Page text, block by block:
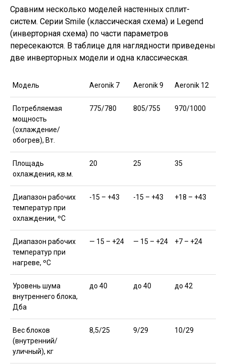
Сравним несколько моделей настенных сплит-
систем. Серии Smile (классическая схема) и Legend
(инверторная схема) по части параметров
пересекаются. В таблице для наглядности приведены
две инверторных модели и одна классическая.
Модель Aeronik 7 Aeronik 9 Aeronik 12
Потребляемая
мощность
(охлаждение/
обогрев), Вт.
775/780 805/755 970/1000
Площадь
охлаждения, кв.м.
20 25 35
Диапазон рабочих
температур при
охлаждении, ºС
-15 – +43 -15 – +43 +18 – +43
Диапазон рабочих
температур при
нагреве, ºС
— 15 – +24 — 15 – +24 +7 – +24
Уровень шума
внутреннего блока,
Дба
до 40 до 40 до 42
Вес блоков
(внутренний/
уличный), кг
8,5/25 9/29 10/29